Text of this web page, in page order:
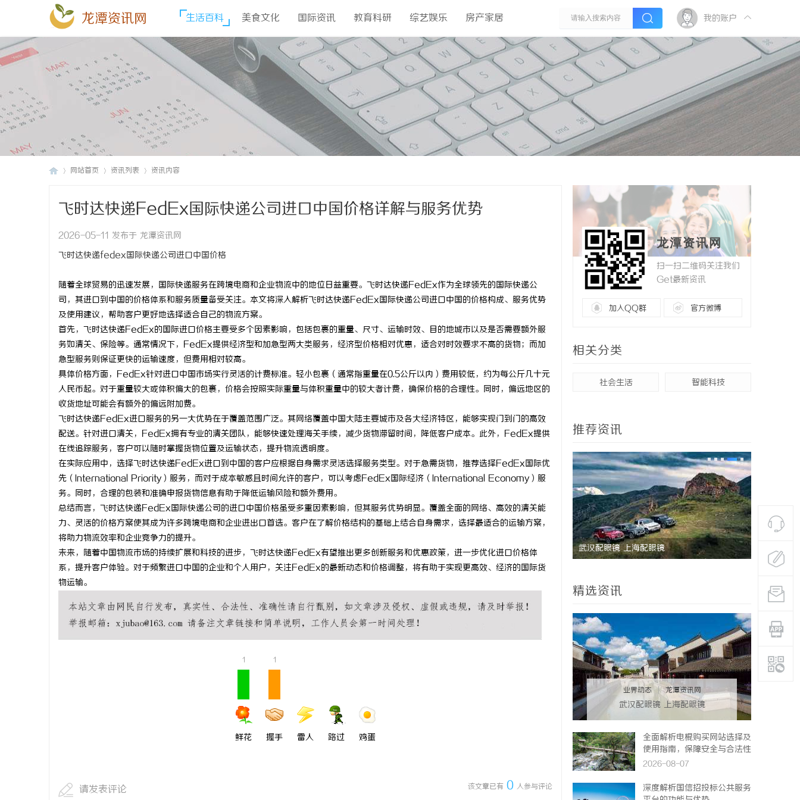
龙潭资讯网 生活百科 美食文化 国际资讯 教育科研 综艺娱乐 房产家居 我的账户
网站首页 资讯列表 资讯内容
飞时达快递FedEx国际快递公司进口中国价格详解与服务优势
2026-05-11 发布于 龙潭资讯网
飞时达快递fedex国际快递公司进口中国价格
随着全球贸易的迅速发展，国际快递服务在跨境电商和企业物流中的地位日益重要。飞时达快递FedEx作为全球领先的国际快递公
司，其进口到中国的价格体系和服务质量备受关注。本文将深入解析飞时达快递FedEx国际快递公司进口中国的价格构成、服务优势
及使用建议，帮助客户更好地选择适合自己的物流方案。
首先，飞时达快递FedEx的国际进口价格主要受多个因素影响，包括包裹的重量、尺寸、运输时效、目的地城市以及是否需要额外服
务如清关、保险等。通常情况下，FedEx提供经济型和加急型两大类服务，经济型价格相对优惠，适合对时效要求不高的货物；而加
急型服务则保证更快的运输速度，但费用相对较高。
具体价格方面，FedEx针对进口中国市场实行灵活的计费标准。轻小包裹（通常指重量在0.5公斤以内）费用较低，约为每公斤几十元
人民币起。对于重量较大或体积偏大的包裹，价格会按照实际重量与体积重量中的较大者计费，确保价格的合理性。同时，偏远地区的
收货地址可能会有额外的偏远附加费。
飞时达快递FedEx进口服务的另一大优势在于覆盖范围广泛。其网络覆盖中国大陆主要城市及各大经济特区，能够实现门到门的高效
配送。针对进口清关，FedEx拥有专业的清关团队，能够快速处理海关手续，减少货物滞留时间，降低客户成本。此外，FedEx提供
在线追踪服务，客户可以随时掌握货物位置及运输状态，提升物流透明度。
在实际应用中，选择飞时达快递FedEx进口到中国的客户应根据自身需求灵活选择服务类型。对于急需货物，推荐选择FedEx国际优
先（International Priority）服务，而对于成本敏感且时间允许的客户，可以考虑FedEx国际经济（International Economy）服
务。同时，合理的包装和准确申报货物信息有助于降低运输风险和额外费用。
总结而言，飞时达快递FedEx国际快递公司的进口中国价格虽受多重因素影响，但其服务优势明显。覆盖全面的网络、高效的清关能
力、灵活的价格方案使其成为许多跨境电商和企业进出口首选。客户在了解价格结构的基础上结合自身需求，选择最适合的运输方案，
将助力物流效率和企业竞争力的提升。
未来，随着中国物流市场的持续扩展和科技的进步，飞时达快递FedEx有望推出更多创新服务和优惠政策，进一步优化进口价格体
系，提升客户体验。对于频繁进口中国的企业和个人用户，关注FedEx的最新动态和价格调整，将有助于实现更高效、经济的国际货
物运输。
1
鲜花
1
握手 雷人 路过 鸡蛋
该文章已有 0 人参与评论
请发表评论
龙潭资讯网
扫一扫二维码关注我们
Get最新资讯
加入QQ群 官方微博
相关分类
社会生活 智能科技
推荐资讯
550FC45耐磨改性颗粒：提升耐磨性能 商标购买：即买即用，规避侵权风险 武汉配眼镜 上海配眼镜 武汉配眼镜 上海配眼镜
精选资讯
业界动态 | 龙潭资讯网
武汉配眼镜 上海配眼镜
全面解析电棍购买网站选择及
使用指南，保障安全与合法性
2026-08-07
深度解析国信招投标公共服务